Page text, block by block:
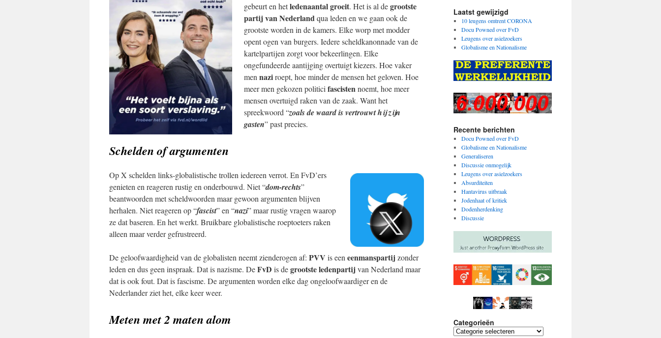
gebeurt en hetledenaantalgroeit. Het is al degrootste
partij van Nederlandqua leden en we gaan ook de
grootste worden in de kamers. Elke worp met modder
opent ogen van burgers. Iedere scheldkanonnade van de
kartelpartijen zorgt voor bekeerlingen. Elke
ongefundeerde aantijging overtuigt kiezers. Hoe vaker
men naziroept, hoe minder de mensen het geloven. Hoe
meer men gekozen politici fascistennoemt, hoe meer
mensen overtuigd raken van de zaak. Want het
spreekwoord “zoals de waard is vertrouwt hij zijn
gasten” past precies.
Schelden of argumenten
Op X schelden links-globalistische trollen iedereen verrot. En FvD’ers
genieten en reageren rustig en onderbouwd. Niet “dom-rechts”
beantwoorden met scheldwoorden maar gewoon argumenten blijven
herhalen. Niet reageren op “fascist” en “nazi” maar rustig vragen waarop
ze dat baseren. En het werkt. Bruikbare globalistische roeptoeters raken
alleen maar verder gefrustreerd.
De geloofwaardigheid van de globalisten neemt zienderogen af: PVV is een eenmanspartij zonder
leden en dus geen inspraak. Dat is nazisme. DeFvD is degrootste ledenpartij van Nederland maar
dat is ook fout. Dat is fascisme. De argumenten worden elke dag ongeloofwaardiger en de
Nederlander ziet het, elke keer weer.
Meten met 2 maten alom
Laatst gewijzigd
10 leugens omtrent CORONA
Docu Powned over FvD
Leugens over asielzoekers
Globalisme en Nationalisme
Recente berichten
Docu Powned over FvD
Globalisme en Nationalisme
Generaliseren
Discussie onmogelijk
Leugens over asielzoekers
Absurditeiten
Hantavirus uitbraak
Jodenhaat of kritiek
Dodenherdenking
Discussie
Categorieën
Categorieën